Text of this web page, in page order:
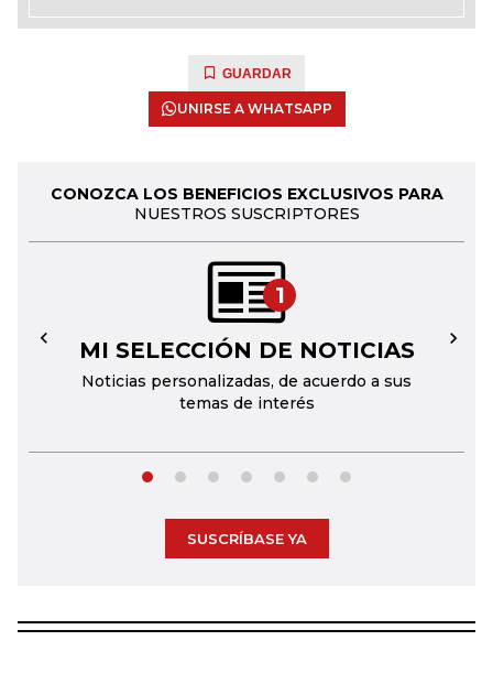
GUARDAR
UNIRSE A WHATSAPP
CONOZCA LOS BENEFICIOS EXCLUSIVOS PARA
NUESTROS SUSCRIPTORES
1
MI SELECCIÓN DE NOTICIAS
Noticias personalizadas, de acuerdo a sus
temas de interés
← →
SUSCRÍBASE YA